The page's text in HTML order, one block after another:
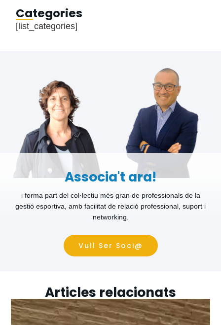
Categories
[list_categories]
Associa't ara!
i forma part del col·lectiu més gran de professionals de la
gestió esportiva, amb facilitat de relació professional, suport i
networking.
Vull Ser Soci@
Articles relacionats